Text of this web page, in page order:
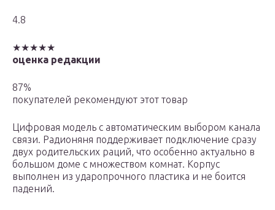
4.8
★★★★★
оценка редакции
87%
покупателей рекомендуют этот товар
Цифровая модель с автоматическим выбором канала
связи. Радионяня поддерживает подключение сразу
двух родительских раций, что особенно актуально в
большом доме с множеством комнат. Корпус
выполнен из ударопрочного пластика и не боится
падений.